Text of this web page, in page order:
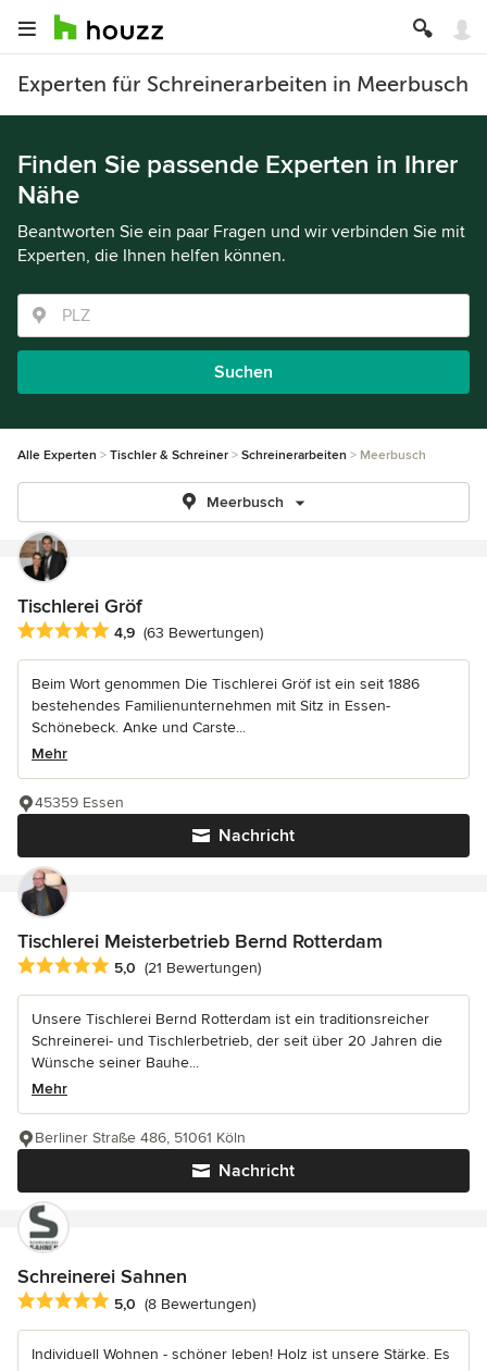
Experten für Schreinerarbeiten in Meerbusch
Finden Sie passende Experten in Ihrer
Nähe
Beantworten Sie ein paar Fragen und wir verbinden Sie mit
Experten, die Ihnen helfen können.
Suchen
Alle Experten Tischler & Schreiner Schreinerarbeiten Meerbusch
Meerbusch
Tischlerei Gröf
Durchschnittliche Bewertung: 4.9 von 5 Sternen
4,9 (63 Bewertungen)
Beim Wort genommen Die Tischlerei Gröf ist ein seit 1886
bestehendes Familienunternehmen mit Sitz in Essen-
Schönebeck. Anke und Carste...
Mehr
Nachricht
45359 Essen
Tischlerei Meisterbetrieb Bernd Rotterdam
Durchschnittliche Bewertung: 5 von 5 Sternen
5,0 (21 Bewertungen)
Unsere Tischlerei Bernd Rotterdam ist ein traditionsreicher
Schreinerei- und Tischlerbetrieb, der seit über 20 Jahren die
Wünsche seiner Bauhe...
Mehr
Nachricht
Berliner Straße 486, 51061 Köln
Schreinerei Sahnen
Durchschnittliche Bewertung: 5 von 5 Sternen
5,0 (8 Bewertungen)
Individuell Wohnen - schöner leben! Holz ist unsere Stärke. Es